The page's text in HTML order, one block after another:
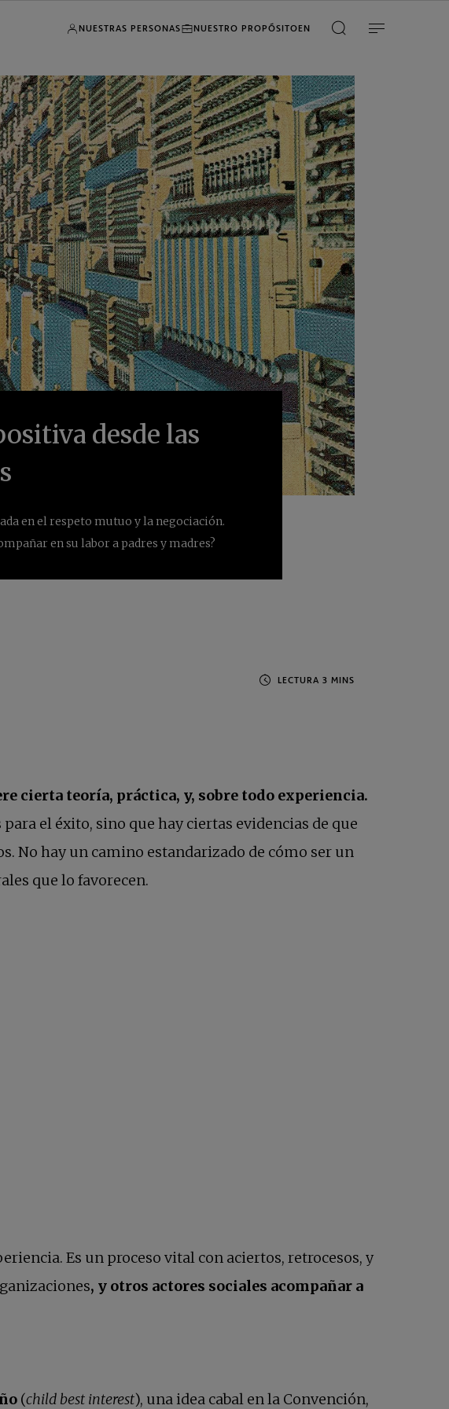
desde las
en el respeto mutuo y la negociación.
en su labor a padres y madres?
cierta teoría, práctica, y, sobre todo experiencia.
el éxito, sino que hay ciertas evidencias de que
No hay un camino estandarizado de cómo ser un
que lo favorecen.
Es un proceso vital con aciertos, retrocesos, y
, y otros actores sociales acompañar a
(child best interest), una idea cabal en la Convención,